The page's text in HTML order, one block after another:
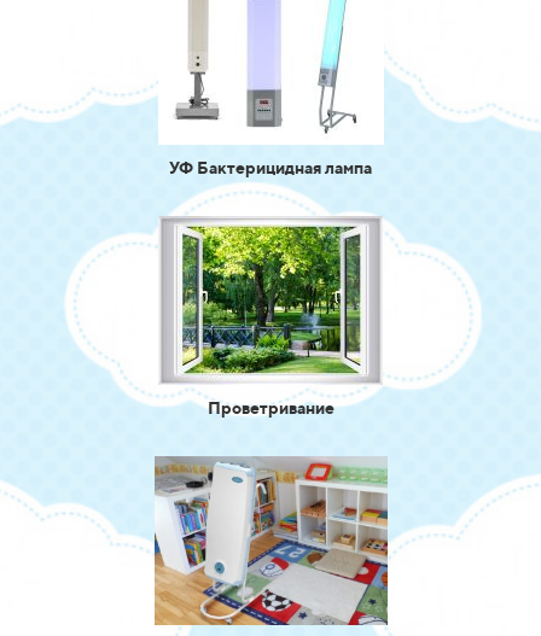
УФ Бактерицидная лампа
Проветривание